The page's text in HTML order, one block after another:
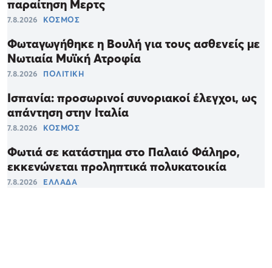
παραίτηση Μερτς
7.8.2026 ΚΟΣΜΟΣ
Φωταγωγήθηκε η Βουλή για τους ασθενείς με
Νωτιαία Μυϊκή Ατροφία
7.8.2026 ΠΟΛΙΤΙΚΗ
Ισπανία: προσωρινοί συνοριακοί έλεγχοι, ως
απάντηση στην Ιταλία
7.8.2026 ΚΟΣΜΟΣ
Φωτιά σε κατάστημα στο Παλαιό Φάληρο,
εκκενώνεται προληπτικά πολυκατοικία
7.8.2026 ΕΛΛΑΔΑ